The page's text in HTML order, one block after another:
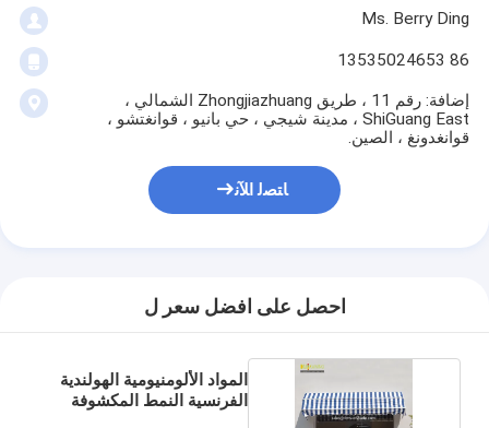
Ms. Berry Ding
86 13535024653
إضافة: رقم 11 ، طريق Zhongjiazhuang الشمالي ،
ShiGuang East ، مدينة شيجي ، حي بانيو ، قوانغتشو ،
قوانغدونغ ، الصين.
ﺎﺘﺼﻟ ﺍﻶﻧ
احصل على افضل سعر ل
المواد الألومنيومية الهولندية
الفرنسية النمط المكشوفة